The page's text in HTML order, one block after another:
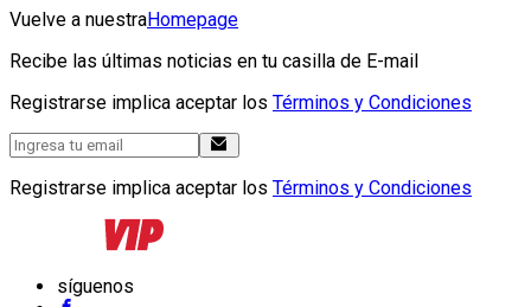
Vuelve a nuestraHomepage
Recibe las últimas noticias en tu casilla de E-mail
Registrarse implica aceptar los Términos y Condiciones
Registrarse implica aceptar los Términos y Condiciones
síguenos